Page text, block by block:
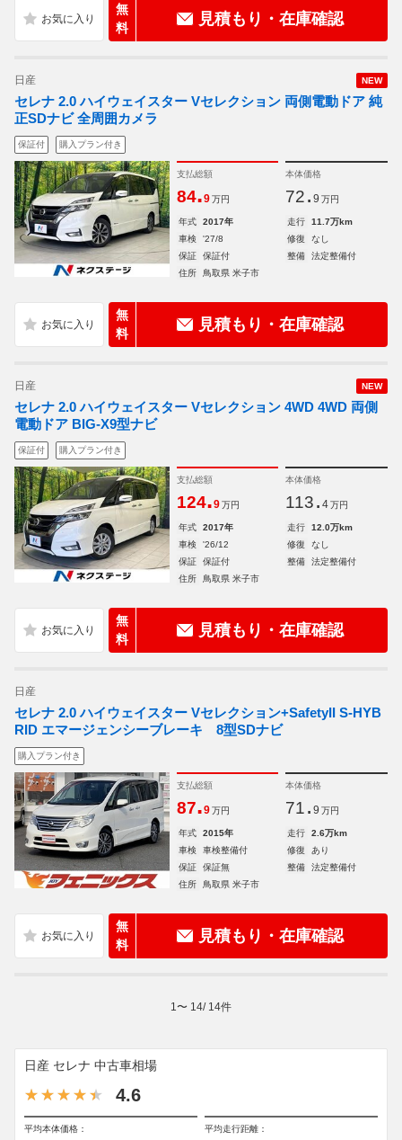
無
料
見積もり・在庫確認
NEW
日産
セレナ 2.0 ハイウェイスター Vセレクション 両側電動ドア 純
正SDナビ 全周囲カメラ
保証付 購入プラン付き
支払総額
84.9 万円
本体価格
72. 9 万円
年式 2017年 走行
11.7万km
車検
'27/8 修復
なし
保証
保証付 整備
法定整備付
住所
鳥取県 米子市
無
料
見積もり・在庫確認
NEW
日産
セレナ 2.0 ハイウェイスター Vセレクション 4WD 4WD 両側
電動ドア BIG-X9型ナビ
保証付 購入プラン付き
支払総額
124.9 万円
本体価格
113. 4 万円
年式 2017年 走行
12.0万km
車検
'26/12 修復
なし
保証
保証付 整備
法定整備付
住所
鳥取県 米子市
無
料
見積もり・在庫確認
日産
セレナ 2.0 ハイウェイスター Vセレクション+SafetyII S-HYB
RID エマージェンシーブレーキ 8型SDナビ
購入プラン付き
支払総額
87.9 万円
本体価格
71. 9 万円
年式 2015年 走行
2.6万km
車検
車検整備付 修復
あり
保証
保証無 整備
法定整備付
住所
鳥取県 米子市
無
料
見積もり・在庫確認
1〜 14/ 14件
日産 セレナ 中古車相場
4.6
平均本体価格： 平均走行距離：